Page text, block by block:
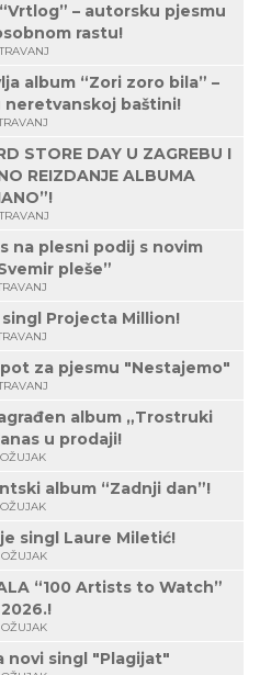
– autorsku pjesmu
rastu!
album “Zori zoro bila” –
baštini!
STORE DAY U ZAGREBU I
REIZDANJE ALBUMA
na plesni podij s novim
pleše”
Projecta Million!
za pjesmu "Nestajemo"
album „Trostruki
u prodaji!
album “Zadnji dan”!
singl Laure Miletić!
“100 Artists to Watch”
novi singl "Plagijat"